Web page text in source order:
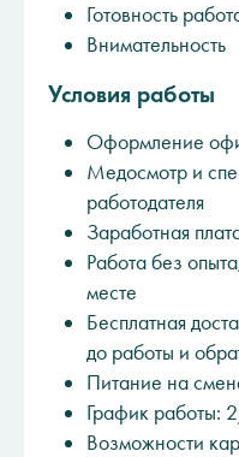
Готовность
Внимательность
Условия работы
Оформление
Медосмотр и
работодателя
Заработная
Работа без
месте
Бесплатная
до работы и
Питание на
График работы:
Возможности